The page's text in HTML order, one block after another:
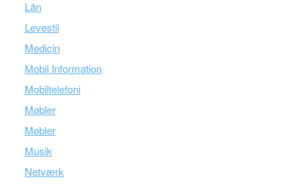
Lån
Levestil
Medicin
Mobil Information
Mobiltelefoni
Møbler
Møbler
Musik
Netværk